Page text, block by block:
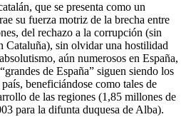
que se presenta como un
su fuerza motriz de la brecha entre
del rechazo a la corrupción (sin
Cataluña), sin olvidar una hostilidad
aún numerosos en España,
de España” siguen siendo los
beneficiándose como tales de
de las regiones (1,85 millones de
para la difunta duquesa de Alba).